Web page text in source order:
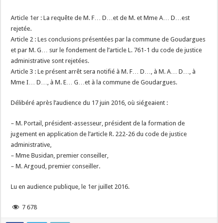
Article 1er : La requête de M. F… D…et de M. et Mme A… D…est
rejetée.
Article 2 : Les conclusions présentées par la commune de Goudargues
et par M. G… sur le fondement de l’article L. 761-1 du code de justice
administrative sont rejetées.
Article 3 : Le présent arrêt sera notifié à M. F… D…, à M. A… D…, à
Mme I… D…, à M. E… G…et à la commune de Goudargues.
Délibéré après l’audience du 17 juin 2016, où siégeaient :
– M. Portail, président-assesseur, président de la formation de
jugement en application de l’article R. 222-26 du code de justice
administrative,
– Mme Busidan, premier conseiller,
– M. Argoud, premier conseiller.
Lu en audience publique, le 1er juillet 2016.
7 678